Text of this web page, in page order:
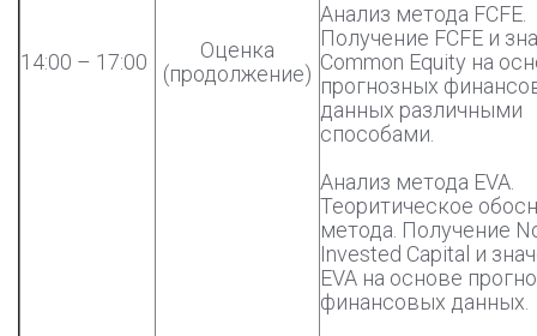
14:00 – 17:00
Оценка
(продолжение)
Анализ метода FCFE.
Получение FCFE и
Common Equity на
прогнозных
данных различными
способами.
Анализ метода EVA.
Теоритическое
метода. Получение
Invested Capital и
EVA на основе
финансовых данных.